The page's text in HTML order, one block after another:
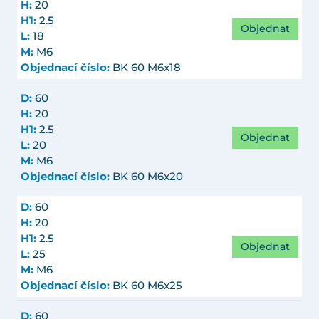
H: 20
H1: 2.5
L: 18
M: M6
Objednací číslo: BK 60 M6x18
Objednat
D: 60
H: 20
H1: 2.5
L: 20
M: M6
Objednací číslo: BK 60 M6x20
Objednat
D: 60
H: 20
H1: 2.5
L: 25
M: M6
Objednací číslo: BK 60 M6x25
Objednat
D: 60